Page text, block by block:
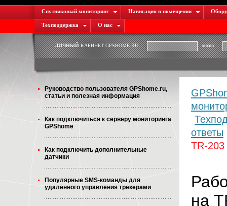
Спутниковый мониторинг Навигация в помещении
Техподдержка О нас
ЛИЧНЫЙКАБИНЕТ GPSHOME.RU логин
Руководство пользователя GPShome.ru,
статьи и полезная информация
Как подключиться к серверу мониторинга
GPShome
Как подключить дополнительные
датчики
Популярные SMS-команды для
удалённого управления трекерами
ответы
TR-
на